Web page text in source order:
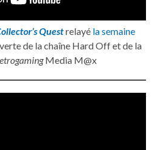
Questrelayé la semaine
de la chaîne Hard Off et de la
Media M@x